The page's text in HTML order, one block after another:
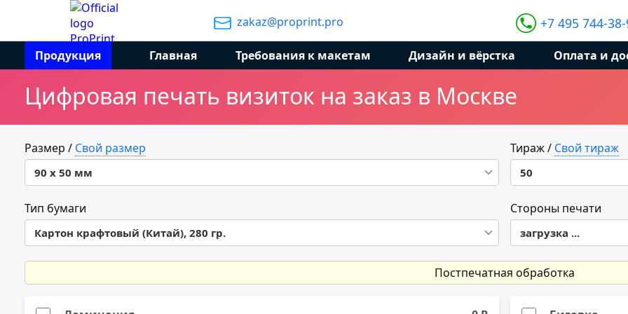
zakaz@proprint.pro +7 495 744-
Продукция Главная Требования к макетам Дизайн и вёрстка Оплата и
Цифровая печать визиток на заказ в Москве
Размер / Свой размер
90 х 50 мм
90 х 50 мм
85 х 55 мм
Тираж/ Свой тираж
50
50
100
200
Тип бумаги
Картон крафтовый (Китай), 280 гр.
Картон крафтовый (Китай), 280 гр.
Стороны печати
загрузка ...
Постпечатная обработка